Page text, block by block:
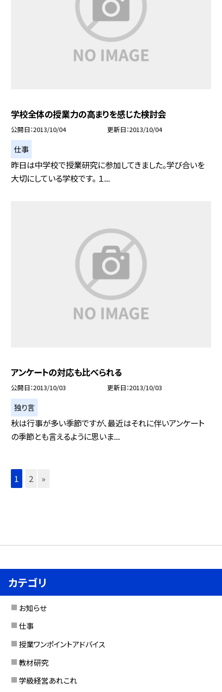
学校全体の授業力の高まりを感じた検討会
公開日 2013/10/04 更新日 2013/10/04
仕事
昨日は中学校で授業研究に参加してきました。学び合いを
大切にしている学校です。 １...
アンケートの対応も比べられる
公開日 2013/10/03 更新日 2013/10/03
独り言
秋は行事が多い季節ですが、最近はそれに伴いアンケート
の季節とも言えるように思いま...
1 2 »
カテゴリ
お知らせ
仕事
授業ワンポイントアドバイス
教材研究
学級経営あれこれ